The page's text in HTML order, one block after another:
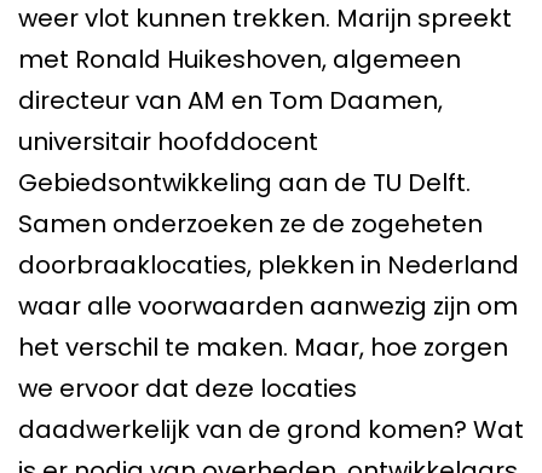
weer vlot kunnen trekken. Marijn spreekt
met Ronald Huikeshoven, algemeen
directeur van AM en Tom Daamen,
universitair hoofddocent
Gebiedsontwikkeling aan de TU Delft.
Samen onderzoeken ze de zogeheten
doorbraaklocaties, plekken in Nederland
waar alle voorwaarden aanwezig zijn om
het verschil te maken. Maar, hoe zorgen
we ervoor dat deze locaties
daadwerkelijk van de grond komen? Wat